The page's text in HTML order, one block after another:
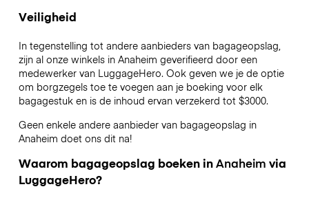
Veiligheid
In tegenstelling tot andere aanbieders van bagageopslag,
zijn al onze winkels in Anaheim geverifieerd door een
medewerker van LuggageHero. Ook geven we je de optie
om borgzegels toe te voegen aan je boeking voor elk
bagagestuk en is de inhoud ervan verzekerd tot $3000.
Geen enkele andere aanbieder van bagageopslag in
Anaheim doet ons dit na!
Waarom bagageopslag boeken inAnaheim via
LuggageHero?